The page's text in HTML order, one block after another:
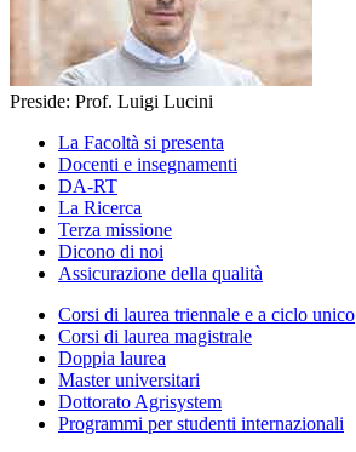
Preside: Prof. Luigi Lucini
La Facoltà si presenta
Docenti e insegnamenti
DA-RT
La Ricerca
Terza missione
Dicono di noi
Assicurazione della qualità
Corsi di laurea triennale e a ciclo unico
Corsi di laurea magistrale
Doppia laurea
Master universitari
Dottorato Agrisystem
Programmi per studenti internazionali